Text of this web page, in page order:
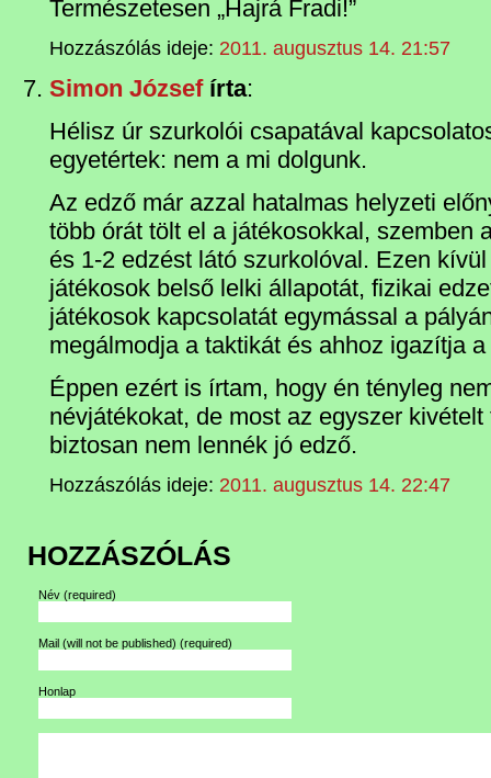
Természetesen „Hajrá Fradi!”
Hozzászólás ideje: 2011. augusztus 14. 21:57
Simon Józsefírta:
Hélisz úr szurkolói csapatával
egyetértek: nem a mi dolgunk.
Az edző már azzal hatalmas helyzeti
több órát tölt el a játékosokkal, szemben
és 1-2 edzést látó szurkolóval. Ezen
játékosok belső lelki állapotát, fizikai
játékosok kapcsolatát egymással a
megálmodja a taktikát és ahhoz igazítja
Éppen ezért is írtam, hogy én tényleg
névjátékokat, de most az egyszer
biztosan nem lennék jó edző.
Hozzászólás ideje: 2011. augusztus 14. 22:47
HOZZÁSZÓLÁS
Név (required)
Mail (will not be published) (required)
Honlap